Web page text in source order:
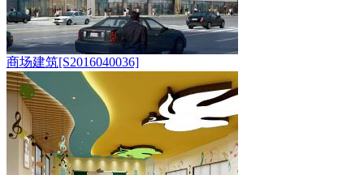
商场建筑[S2016040036]